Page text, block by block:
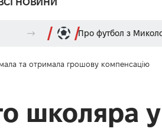
Про футбол з
та отримала грошову компенсацію
школяра